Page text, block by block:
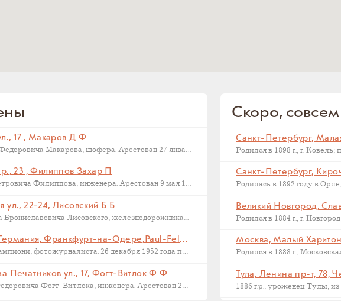
17 , Макаров Д Ф
Последний адрес Дмитрия Федоровича Макарова, шофера. Арестован 27 января 1937...
23 , Филиппов Захар П
Последний адрес Захара Петровича Филиппова, инженера. Арестован 9 мая 1933...
ул., 22-24, Лисовский Б Б
Лисовского, железнодорожника....
Франкфурт на Одере, Германия, Франкфурт-на-Одере,Paul-Feldner-Straße, 13, Кампиони Х Г
Последний адрес Хорста Кампиони, фотожурналиста. 26 декабря 1952 года приговорен...
Печатников ул., 17, Фогт-Витлок Ф Ф
Последний адрес Федора Федоровича Фогт-Витлока, инженера. Арестован 27 июня...
Скоро,
Санкт-Петербург,
Великий Новгород,
Москва, Малый
Тула, Ленина пр-т, 78,